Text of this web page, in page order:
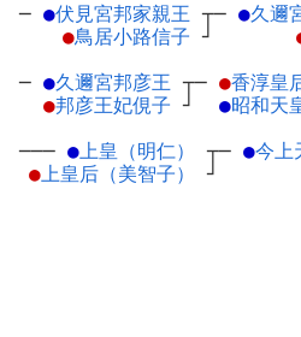
─ ●伏見宮邦家親王 ┬
●鳥居小路信子 ┘
─ ●久邇
─ ●久邇宮邦彦王 ┬
●邦彦王妃俔子 ┘
─ ●香淳皇
●昭和天
─── ●上皇（明仁）
┬
●上皇后（美智子） ┘
─ ●今上